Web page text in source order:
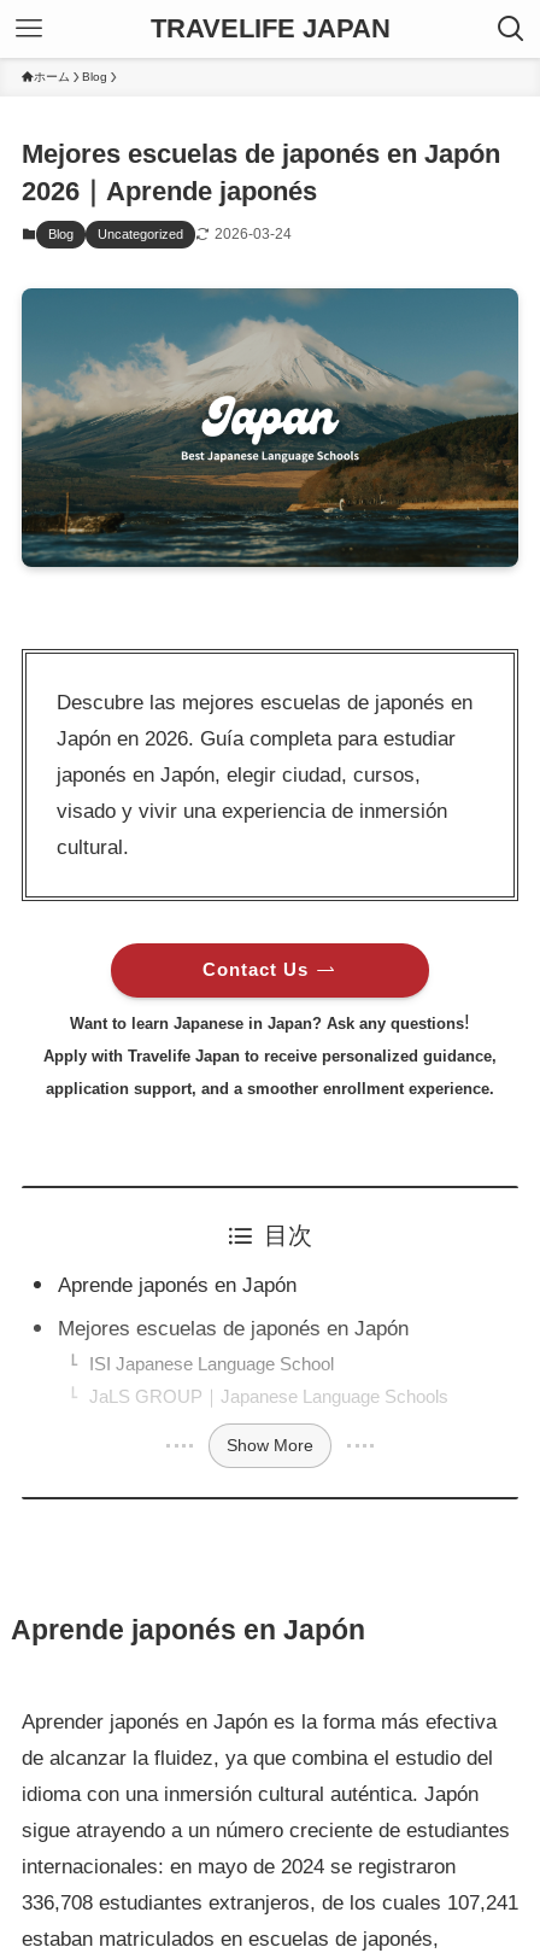
TRAVELIFE JAPAN
ホーム Blog
Mejores escuelas de japonés en Japón
2026｜Aprende japonés
Blog Uncategorized 2026-03-24
Descubre las mejores escuelas de japonés en
Japón en 2026. Guía completa para estudiar
japonés en Japón, elegir ciudad, cursos,
visado y vivir una experiencia de inmersión
cultural.
Contact Us
Want to learn Japanese in Japan? Ask any questions!
Apply with Travelife Japan to receive personalized guidance,
application support, and a smoother enrollment experience.
目次
Aprende japonés en Japón
Mejores escuelas de japonés en Japón
ISI Japanese Language School
JaLS GROUP｜Japanese Language Schools
Show More
Aprende japonés en Japón
Aprender japonés en Japón es la forma más efectiva
de alcanzar la fluidez, ya que combina el estudio del
idioma con una inmersión cultural auténtica. Japón
sigue atrayendo a un número creciente de estudiantes
internacionales: en mayo de 2024 se registraron
336,708 estudiantes extranjeros, de los cuales 107,241
estaban matriculados en escuelas de japonés,